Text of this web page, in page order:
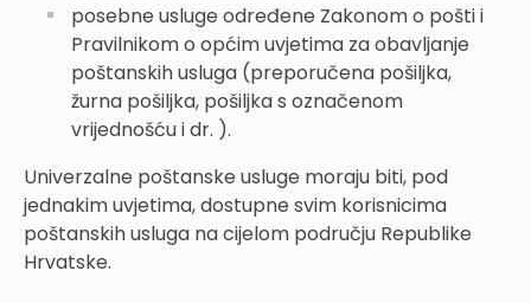
posebne usluge određene Zakonom o pošti i
Pravilnikom o općim uvjetima za obavljanje
poštanskih usluga (preporučena pošiljka,
žurna pošiljka, pošiljka s označenom
vrijednošću i dr. ).
Univerzalne poštanske usluge moraju biti, pod
jednakim uvjetima, dostupne svim korisnicima
poštanskih usluga na cijelom području Republike
Hrvatske.